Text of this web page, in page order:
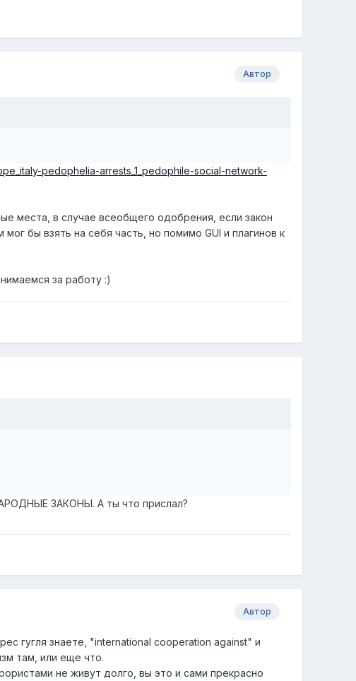
Автор
pedophelia-arrests_1_pedophile-social-network-
места, в случае всеобщего одобрения, если закон
бы взять на себя часть, но помимо GUI и плагинов к
за работу :)
ЗАКОНЫ. А ты что прислал?
Автор
гугля знаете, "international cooperation against" и
там, или еще что.
не живут долго, вы это и сами прекрасно